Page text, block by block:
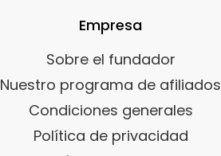
Empresa
Sobre el fundador
Nuestro programa de afiliados
Condiciones generales
Política de privacidad